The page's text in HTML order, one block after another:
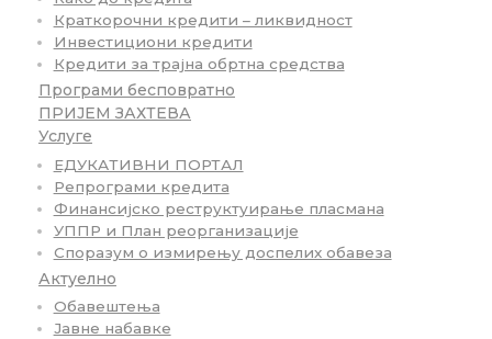
Краткорочни кредити – ликвидност
Инвестициони кредити
Кредити за трајна обртна средства
Програми бесповратно
ПРИЈЕМ ЗАХТЕВА
Услуге
ЕДУКАТИВНИ ПОРТАЛ
Репрограми кредита
Финансијско реструктуирање пласмана
УППР и План реорганизације
Споразум о измирењу доспелих обавеза
Актуелно
Обавештења
Јавне набавке